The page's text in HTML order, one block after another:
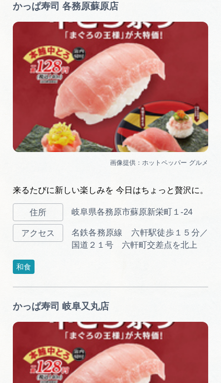
かっぱ寿司 各務原蘇原店
来るたびに新しい楽しみを 今日はちょっと贅沢に。
岐阜県各務原市蘇原新栄町１-24
名鉄各務原線 六軒駅徒歩１５分／
国道２１号 六軒町交差点を北上
和食
かっぱ寿司 岐阜又丸店